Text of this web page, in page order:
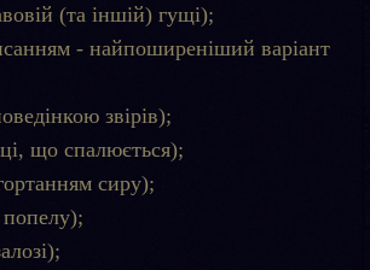
(та іншій) гущі);
- найпоширеніший варіант
звірів);
що спалюється);
сиру);